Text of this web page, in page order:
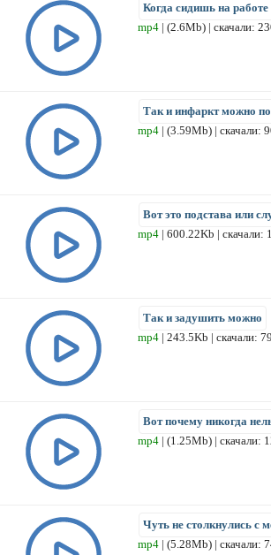
Когда сидишь на
mp4 | (2.6Mb) | скачали:
Так и инфаркт можно
mp4 | (3.59Mb) | скачали:
Вот это подстава или
mp4 | 600.22Kb | скачали:
Так и задушить можно
mp4 | 243.5Kb | скачали:
Вот почему никогда
mp4 | (1.25Mb) | скачали:
Чуть не столкнулись с
mp4 | (5.28Mb) | скачали: